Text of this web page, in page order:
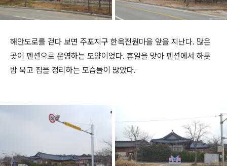
해안도로를 걷다 보면 주포지구 한옥전원마을 앞을 지난다. 많은
곳이 펜션으로 운영하는 모양이었다. 휴일을 맞아 펜션에서 하룻
밤 묵고 짐을 정리하는 모습들이 많았다.